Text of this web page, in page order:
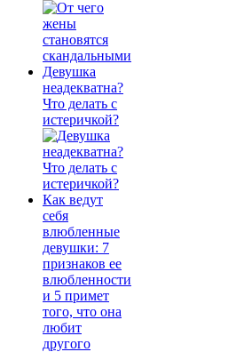
Девушка
неадекватна?
Что делать с
истеричкой?
Как ведут
себя
влюбленные
девушки: 7
признаков ее
влюбленности
и 5 примет
того, что она
любит
другого